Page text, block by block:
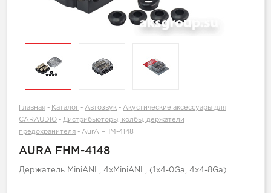
Главная - Каталог - Автозвук - Акустические аксессуары для
CARAUDIO - Дистрибьюторы, колбы, держатели
предохранителя - AurA FHM-4148
AURA FHM-4148
Держатель MiniANL, 4xMiniANL, (1x4-0Ga, 4x4-8Ga)